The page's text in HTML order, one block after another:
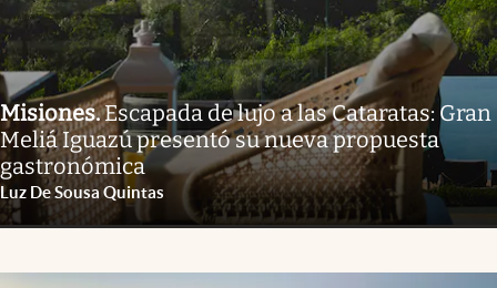
Misiones.Escapada de lujo a las Cataratas: Gran
Meliá Iguazú presentó su nueva propuesta
gastronómica
Luz De Sousa Quintas